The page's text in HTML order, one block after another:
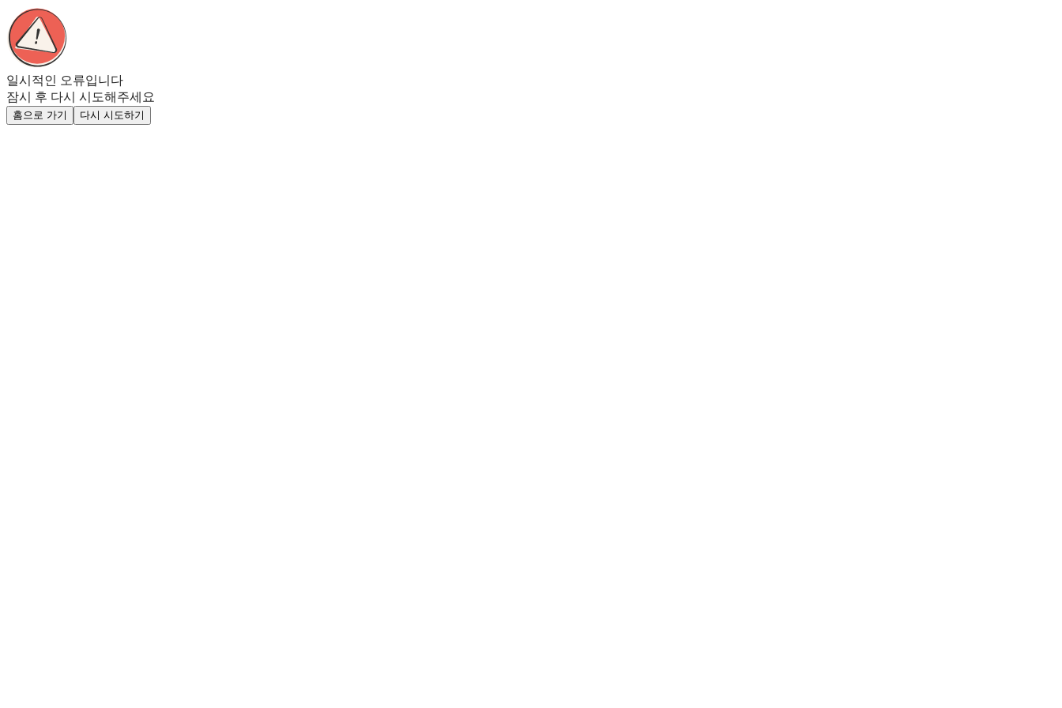
일시적인 오류입니다
잠시 후 다시 시도해주세요
홈으로 가기 다시 시도하기